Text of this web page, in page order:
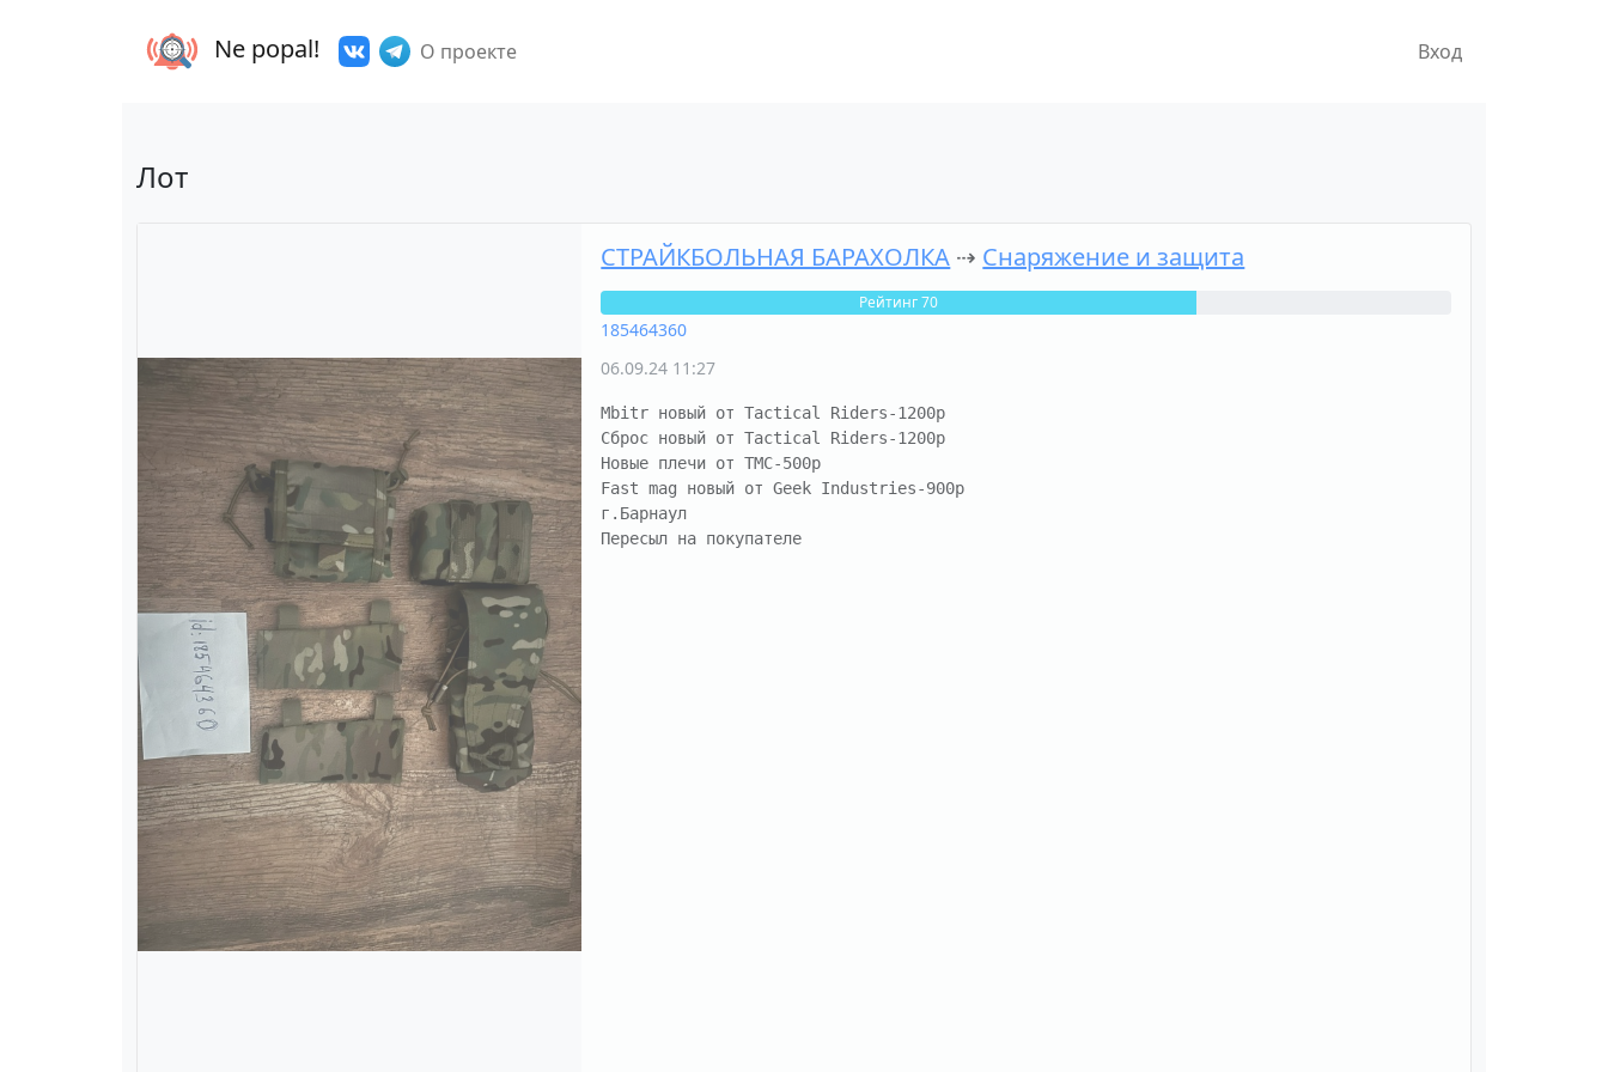
Ne popal! О проекте Вход
Лот
СТРАЙКБОЛЬНАЯ БАРАХОЛКА ⇢ Снаряжение и защита
Рейтинг 70
185464360
06.09.24 11:27
Mbitr новый от Tactical Riders-1200р
Сброс новый от Tactical Riders-1200р
Новые плечи от TMC-500р
Fast mag новый от Geek Industries-900р
г.Барнаул
Пересыл на покупателе